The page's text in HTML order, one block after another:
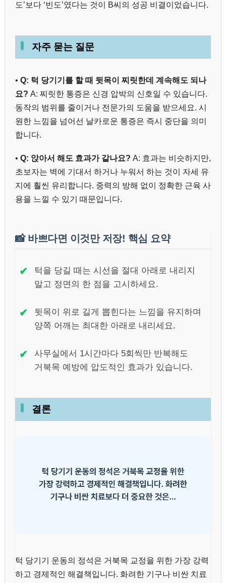
도’보다 ‘빈도’였다는 것이 B씨의 성공 비결이었습니다.
자주 묻는 질문
• Q: 턱 당기기를 할 때 뒷목이 찌릿한데 계속해도 되나
요? A: 찌릿한 통증은 신경 압박의 신호일 수 있습니다.
동작의 범위를 줄이거나 전문가의 도움을 받으세요. 시
원한 느낌을 넘어선 날카로운 통증은 즉시 중단을 의미
합니다.
• Q: 앉아서 해도 효과가 같나요? A: 효과는 비슷하지만,
초보자는 벽에 기대서 하거나 누워서 하는 것이 자세 유
지에 훨씬 유리합니다. 중력의 방해 없이 정확한 근육 사
용을 느낄 수 있기 때문입니다.
📸 바쁘다면 이것만 저장! 핵심 요약
✔
턱을 당길 때는 시선을 절대 아래로 내리지
말고 정면의 한 점을 고시하세요.
✔
뒷목이 위로 길게 뽑힌다는 느낌을 유지하며
양쪽 어깨는 최대한 아래로 내리세요.
✔
사무실에서 1시간마다 5회씩만 반복해도
거북목 예방에 압도적인 효과가 있습니다.
결론
턱 당기기 운동의 정석은 거북목 교정을 위한 가장 강력
하고 경제적인 해결책입니다. 화려한 기구나 비싼 치료